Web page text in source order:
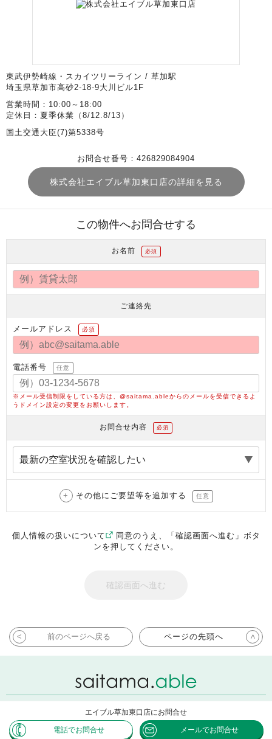
東武伊勢崎線・スカイツリーライン / 草加駅
埼玉県草加市高砂2-18-9大川ビル1F
営業時間：10:00～18:00
定休日：夏季休業（8/12.8/13）
国土交通大臣(7)第5338号
お問合せ番号：426829084904
株式会社エイブル草加東口店の詳細を見る
この物件へお問合せする
お名前 必須
ご連絡先
メールアドレス 必須
電話番号 任意
※メール受信制限をしている方は、@saitama.ableからのメールを受信できるよ
うドメイン設定の変更をお願いします。
お問合せ内容 必須
その他にご要望等を追加する 任意
個人情報の扱いについて
同意のうえ、「確認画面へ進む」ボタ
ンを押してください。
前のページへ戻る ページの先頭へ
Copyright ABLE INC. All rights reserved.
エイブル草加東口店にお問合せ
電話でお問合せ メールでお問合せ